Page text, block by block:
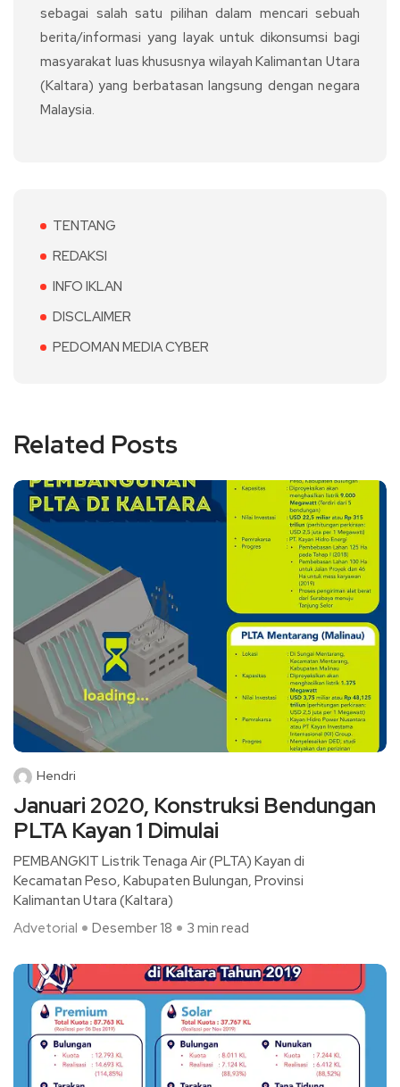
sebagai salah satu pilihan dalam mencari sebuah
berita/informasi yang layak untuk dikonsumsi bagi
masyarakat luas khususnya wilayah Kalimantan Utara
(Kaltara) yang berbatasan langsung dengan negara
Malaysia.
TENTANG
REDAKSI
INFO IKLAN
DISCLAIMER
PEDOMAN MEDIA CYBER
Related Posts
Hendri
Januari 2020, Konstruksi Bendungan
PLTA Kayan 1 Dimulai
PEMBANGKIT Listrik Tenaga Air (PLTA) Kayan di
Kecamatan Peso, Kabupaten Bulungan, Provinsi
Kalimantan Utara (Kaltara)
Advetorial
Desember 18 3 min read